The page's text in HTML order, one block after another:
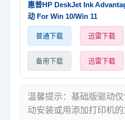
惠普HP DeskJet Ink
动 For Win 10/Win 11
普通下载 迅雷下载
备用下载 迅雷下载
温馨提示：基础版驱动
动安装或用添加打印机的